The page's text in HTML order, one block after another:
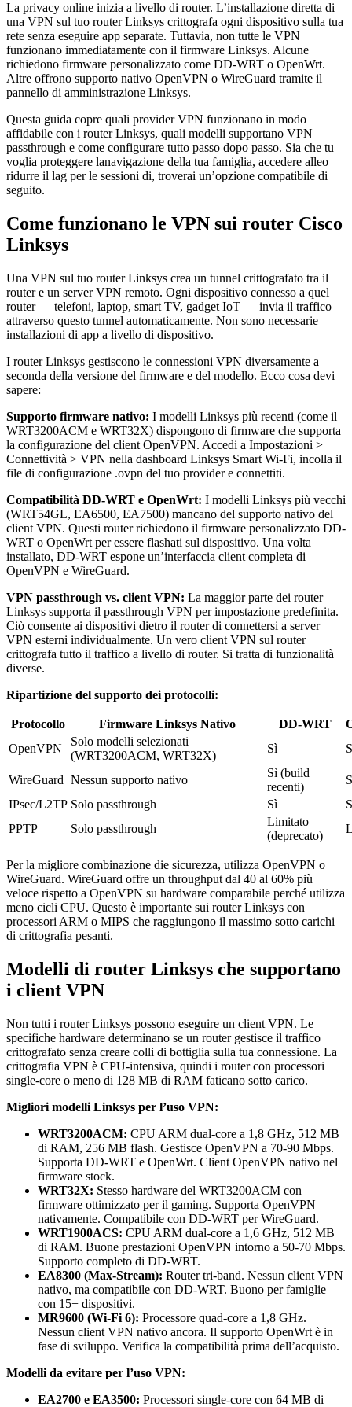
La privacy online inizia a livello di router. L’installazione diretta di
una VPN sul tuo router Linksys crittografa ogni dispositivo sulla tua
rete senza eseguire app separate. Tuttavia, non tutte le VPN
funzionano immediatamente con il firmware Linksys. Alcune
richiedono firmware personalizzato come DD-WRT o OpenWrt.
Altre offrono supporto nativo OpenVPN o WireGuard tramite il
pannello di amministrazione Linksys.
Questa guida copre quali provider VPN funzionano in modo
affidabile con i router Linksys, quali modelli supportano VPN
passthrough e come configurare tutto passo dopo passo. Sia che tu
voglia proteggere lanavigazione della tua famiglia, accedere alleo
ridurre il lag per le sessioni di, troverai un’opzione compatibile di
seguito.
Come funzionano le VPN sui router Cisco
Linksys
Una VPN sul tuo router Linksys crea un tunnel crittografato tra il
router e un server VPN remoto. Ogni dispositivo connesso a quel
router — telefoni, laptop, smart TV, gadget IoT — invia il traffico
attraverso questo tunnel automaticamente. Non sono necessarie
installazioni di app a livello di dispositivo.
I router Linksys gestiscono le connessioni VPN diversamente a
seconda della versione del firmware e del modello. Ecco cosa devi
sapere:
Supporto firmware nativo: I modelli Linksys più recenti (come il
WRT3200ACM e WRT32X) dispongono di firmware che supporta
la configurazione del client OpenVPN. Accedi a Impostazioni >
Connettività > VPN nella dashboard Linksys Smart Wi-Fi, incolla il
file di configurazione .ovpn del tuo provider e connettiti.
Compatibilità DD-WRT e OpenWrt: I modelli Linksys più vecchi
(WRT54GL, EA6500, EA7500) mancano del supporto nativo del
client VPN. Questi router richiedono il firmware personalizzato DD-
WRT o OpenWrt per essere flashati sul dispositivo. Una volta
installato, DD-WRT espone un’interfaccia client completa di
OpenVPN e WireGuard.
VPN passthrough vs. client VPN: La maggior parte dei router
Linksys supporta il passthrough VPN per impostazione predefinita.
Ciò consente ai dispositivi dietro il router di connettersi a server
VPN esterni individualmente. Un vero client VPN sul router
crittografa tutto il traffico a livello di router. Si tratta di funzionalità
diverse.
Ripartizione del supporto dei protocolli:
Protocollo Firmware Linksys Nativo DD-WRT
OpenVPN
Solo modelli selezionati
(WRT3200ACM, WRT32X)
Sì
WireGuard Nessun supporto nativo
Sì (build
recenti)
IPsec/L2TP Solo passthrough Sì
PPTP
Solo passthrough
Limitato
(deprecato)
Per la migliore combinazione die sicurezza, utilizza OpenVPN o
WireGuard. WireGuard offre un throughput dal 40 al 60% più
veloce rispetto a OpenVPN su hardware comparabile perché utilizza
meno cicli CPU. Questo è importante sui router Linksys con
processori ARM o MIPS che raggiungono il massimo sotto carichi
di crittografia pesanti.
Modelli di router Linksys che supportano
i client VPN
Non tutti i router Linksys possono eseguire un client VPN. Le
specifiche hardware determinano se un router gestisce il traffico
crittografato senza creare colli di bottiglia sulla tua connessione. La
crittografia VPN è CPU-intensiva, quindi i router con processori
single-core o meno di 128 MB di RAM faticano sotto carico.
Migliori modelli Linksys per l’uso VPN:
WRT3200ACM: CPU ARM dual-core a 1,8 GHz, 512 MB
di RAM, 256 MB flash. Gestisce OpenVPN a 70-90 Mbps.
Supporta DD-WRT e OpenWrt. Client OpenVPN nativo nel
firmware stock.
WRT32X: Stesso hardware del WRT3200ACM con
firmware ottimizzato per il gaming. Supporta OpenVPN
nativamente. Compatibile con DD-WRT per WireGuard.
WRT1900ACS: CPU ARM dual-core a 1,6 GHz, 512 MB
di RAM. Buone prestazioni OpenVPN intorno a 50-70 Mbps.
Supporto completo di DD-WRT.
EA8300 (Max-Stream): Router tri-band. Nessun client VPN
nativo, ma compatibile con DD-WRT. Buono per famiglie
con 15+ dispositivi.
MR9600 (Wi-Fi 6): Processore quad-core a 1,8 GHz.
Nessun client VPN nativo ancora. Il supporto OpenWrt è in
fase di sviluppo. Verifica la compatibilità prima dell’acquisto.
Modelli da evitare per l’uso VPN:
EA2700 e EA3500: Processori single-core con 64 MB di